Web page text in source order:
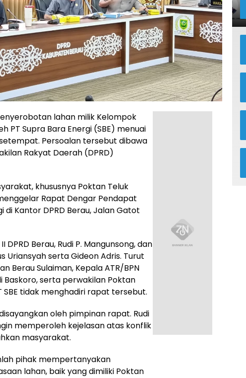
lahan milik Kelompok
PT Supra Bara Energi (SBE) menuai
Persoalan tersebut dibawa
Rakyat Daerah (DPRD)
khususnya Poktan Teluk
Rapat Dengar Pendapat
di Kantor DPRD Berau, Jalan Gatot
Berau, Rudi P. Mangunsong, dan
Uriansyah serta Gideon Adris. Turut
Berau Sulaiman, Kepala ATR/BPN
Baskoro, serta perwakilan Poktan
SBE tidak menghadiri rapat tersebut.
oleh pimpinan rapat. Rudi
memperoleh kejelasan atas konflik
masyarakat.
pihak mempertanyakan
lahan, baik yang dimiliki Poktan